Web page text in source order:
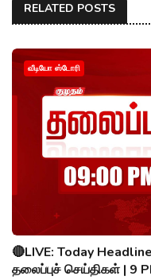
RELATED POSTS
வீடியோ ஸ்டோரி
🔴LIVE: Today
தலைப்புச் செய்திகள் | 9